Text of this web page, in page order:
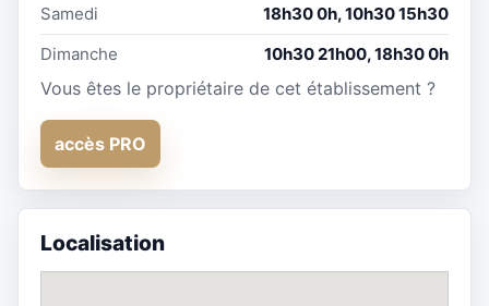
Samedi
18h30 0h, 10h30 15h30
Dimanche
10h30 21h00, 18h30 0h
Vous êtes le propriétaire de cet établissement ?
accès PRO
Localisation